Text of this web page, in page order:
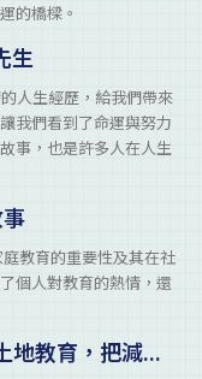
的橋樑。
生
人生經歷，給我們帶來
我們看到了命運與努力
事，也是許多人在人生
教育的重要性及其在社
個人對教育的熱情，還
地教育，把減...